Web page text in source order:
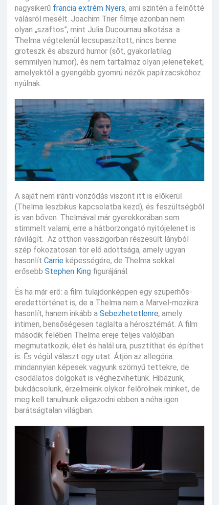
nagysikerű francia extrém Nyers, ami szintén a felnőtté
válásról mesélt. Joachim Trier filmje azonban nem
olyan „szaftos”, mint Julia Ducournau alkotása: a
Thelma végtelenül lecsupaszított, nincs benne
groteszk és abszurd humor (sőt, gyakorlatilag
semmilyen humor), és nem tartalmaz olyan jeleneteket,
amelyektől a gyengébb gyomrú nézők papírzacskóhoz
nyúlnak.
A saját nem iránti vonzódás viszont itt is előkerül
(Thelma leszbikus kapcsolatba kezd), és feszültségből
is van bőven. Thelmával már gyerekkorában sem
stimmelt valami, erre a hátborzongató nyitójelenet is
rávilágít. Az otthon vasszigorban részesült lányból
szép fokozatosan tör elő adottsága, amely ugyan
hasonlít Carrie képességére, de Thelma sokkal
erősebb Stephen King figurájánál.
És ha már erő: a film tulajdonképpen egy szuperhős-
eredettörténet is, de a Thelma nem a Marvel-mozikra
hasonlít, hanem inkább a Sebezhetetlenre, amely
intimen, bensőségesen taglalta a hérosztémát. A film
második felében Thelma ereje teljes valójában
megmutatkozik, élet és halál ura, pusztíthat és építhet
is. És végül választ egy utat. Átjön az allegória:
mindannyian képesek vagyunk szörnyű tettekre, de
csodálatos dolgokat is véghezvihetünk. Hibázunk,
bukdácsolunk, érzelmeink olykor felőrölnek minket, de
meg kell tanulnunk eligazodni ebben a néha igen
barátságtalan világban.